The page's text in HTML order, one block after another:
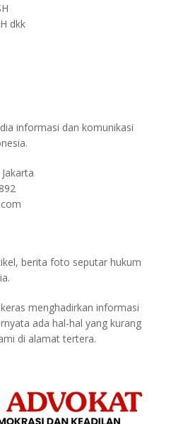
dkk
informasi dan komunikasi
berita foto seputar hukum
menghadirkan informasi
ada hal-hal yang kurang
di alamat tertera.